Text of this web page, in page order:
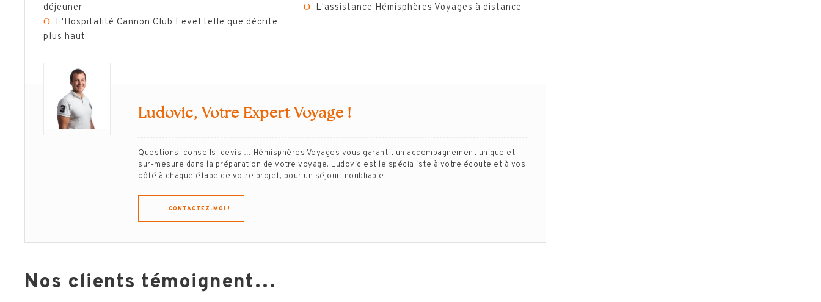
déjeuner
Ο L'Hospitalité Cannon Club Level telle que décrite
plus haut
Ο L'assistance Hémisphères Voyages à distance
Ludovic, Votre Expert Voyage !
Questions, conseils, devis … Hémisphères Voyages vous garantit un accompagnement unique et
sur-mesure dans la préparation de votre voyage. Ludovic est le spécialiste à votre écoute et à vos
côté à chaque étape de votre projet, pour un séjour inoubliable !
CONTACTEZ-MOI !
Nos clients témoignent…